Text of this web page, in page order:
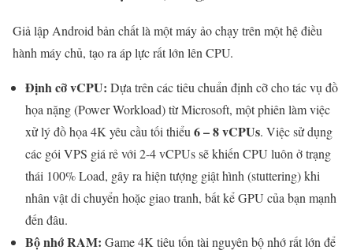
Giả lập Android bản chất là một máy ảo chạy trên một hệ điều
hành máy chủ, tạo ra áp lực rất lớn lên CPU.
Định cỡ vCPU: Dựa trên các tiêu chuẩn định cỡ cho tác vụ đồ
họa nặng (Power Workload) từ Microsoft, một phiên làm việc
xử lý đồ họa 4K yêu cầu tối thiểu6 – 8 vCPUs. Việc sử dụng
các gói VPS giá rẻ với 2-4 vCPUs sẽ khiến CPU luôn ở trạng
thái 100% Load, gây ra hiện tượng giật hình (stuttering) khi
nhân vật di chuyển hoặc giao tranh, bất kể GPU của bạn mạnh
đến đâu.
Bộ nhớ RAM: Game 4K tiêu tốn tài nguyên bộ nhớ rất lớn để